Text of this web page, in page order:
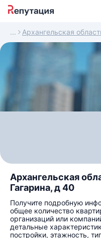
Архангельская
Архангельская
Гагарина, д 40
Получите подробную
общее количество
организаций или
детальные
постройки, этажность,